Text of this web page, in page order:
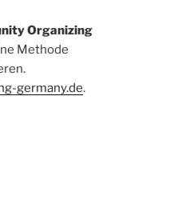
Organizing
Methode
germany.de.